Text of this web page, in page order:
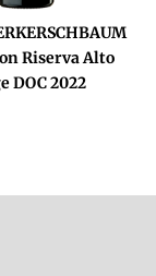
Riserva Alto
DOC 2022